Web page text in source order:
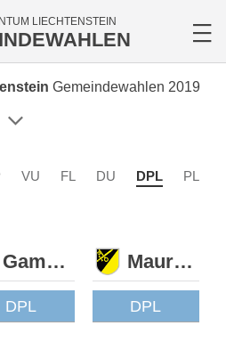
LIECHTENSTEIN
Gemeindewahlen 2019
VU FL DU DPL PL
Gamprin
DPL
Mauren
DPL